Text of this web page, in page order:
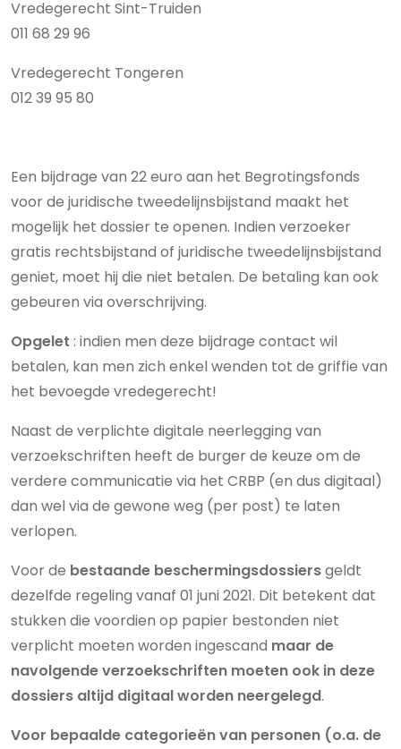
Vredegerecht Sint-Truiden
011 68 29 96
Vredegerecht Tongeren
012 39 95 80
Een bijdrage van 22 euro aan het Begrotingsfonds
voor de juridische tweedelijnsbijstand maakt het
mogelijk het dossier te openen. Indien verzoeker
gratis rechtsbijstand of juridische tweedelijnsbijstand
geniet, moet hij die niet betalen. De betaling kan ook
gebeuren via overschrijving.
Opgelet : indien men deze bijdrage contact wil
betalen, kan men zich enkel wenden tot de griffie van
het bevoegde vredegerecht!
Naast de verplichte digitale neerlegging van
verzoekschriften heeft de burger de keuze om de
verdere communicatie via het CRBP (en dus digitaal)
dan wel via de gewone weg (per post) te laten
verlopen.
Voor de bestaande beschermingsdossiersgeldt
dezelfde regeling vanaf 01 juni 2021. Dit betekent dat
stukken die voordien op papier bestonden niet
verplicht moeten worden ingescand maar de
navolgende verzoekschriften moeten ook in deze
dossiers altijd digitaal worden neergelegd.
Voor bepaalde categorieën van personen (o.a. de